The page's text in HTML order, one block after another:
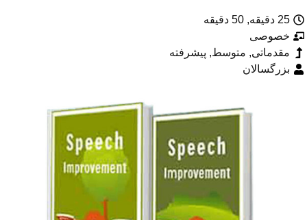
25 دقیقه, 50 دقیقه
خصوصی
مقدماتی, متوسط, پیشرفته
بزرگسالان